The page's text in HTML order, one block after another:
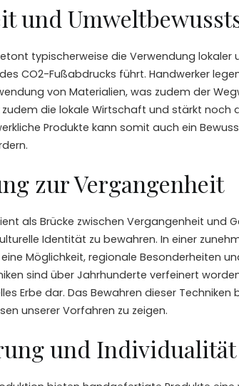
und
typischerweise die Verwendung lokaler
CO2-Fußabdrucks führt. Handwerker
von Materialien, was zudem der
die lokale Wirtschaft und stärkt noch
Produkte kann somit auch ein
zur Vergangenheit
als Brücke zwischen Vergangenheit und
Identität zu bewahren. In einer
Möglichkeit, regionale Besonderheiten
sind über Jahrhunderte verfeinert
Erbe dar. Das Bewahren dieser
unserer Vorfahren zu zeigen.
und Individualität